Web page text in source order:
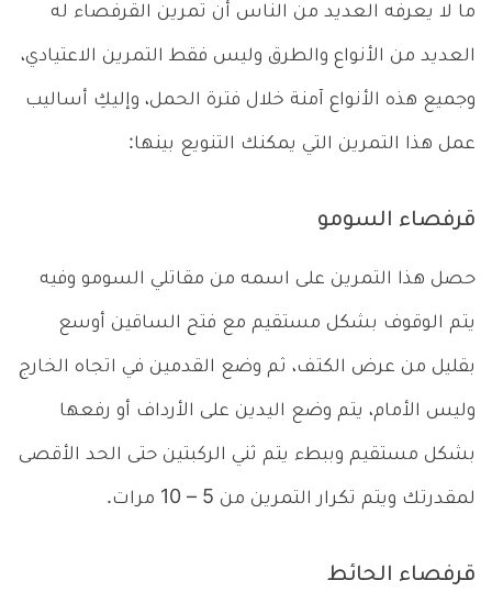
ما لا يعرفه العديد من الناس أن تمرين القرفصاء له
العديد من الأنواع والطرق وليس فقط التمرين الاعتيادي،
وجميع هذه الأنواع آمنة خلال فترة الحمل، وإليكِ أساليب
عمل هذا التمرين التي يمكنك التنويع بينها:
قرفصاء السومو
حصل هذا التمرين على اسمه من مقاتلي السومو وفيه
يتم الوقوف بشكل مستقيم مع فتح الساقين أوسع
بقليل من عرض الكتف، ثم وضع القدمين في اتجاه الخارج
وليس الأمام، يتم وضع اليدين على الأرداف أو رفعها
بشكل مستقيم وببطء يتم ثني الركبتين حتى الحد الأقصى
لمقدرتك ويتم تكرار التمرين من 5 – 10 مرات.
قرفصاء الحائط